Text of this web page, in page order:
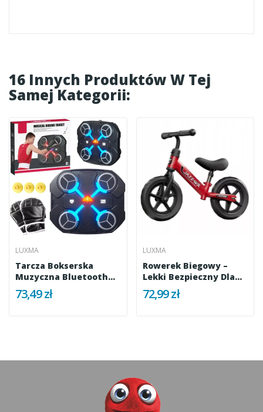
16 Innych Produktów W Tej
Samej Kategorii:
LUXMA
Tarcza Bokserska
Muzyczna Bluetooth
LED Smart...
73,49 zł
LUXMA
Rowerek Biegowy –
Lekki Bezpieczny Dla
Dziecka...
72,99 zł